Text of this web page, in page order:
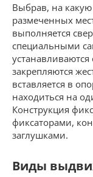
Выбрав, на
размеченных
выполняется
специальными
закрепляются
вставляется в
находиться на
Конструкция
фиксаторами,
заглушками.
Виды